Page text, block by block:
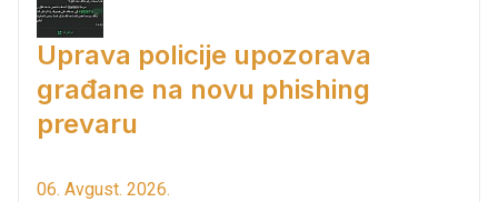
Uprava policije upozorava
građane na novu phishing
prevaru
06. Avgust. 2026.